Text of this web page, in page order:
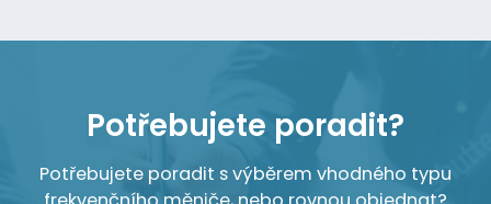
Potřebujete poradit?
Potřebujete poradit s výběrem vhodného typu